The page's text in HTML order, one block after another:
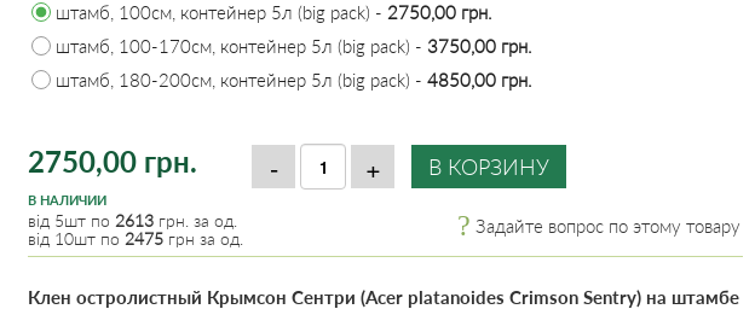
2750,00 грн.
штамб, 100см, контейнер 5л (big pack) - 2750,00 грн.
штамб, 100-170см, контейнер 5л (big pack) - 3750,00 грн.
штамб, 180-200см, контейнер 5л (big pack) - 4850,00 грн.
В НАЛИЧИИ
від 5шт по 2613 грн. за од.
від 10шт по 2475 грн за од.
Задайте вопрос по этому товару
Клен остролистный Крымсон Сентри (Acer platanoides Crimson Sentry) на штамбе